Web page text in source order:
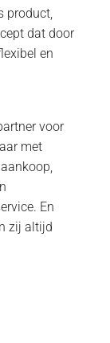
product,
dat door
en
voor
met
En
zij altijd